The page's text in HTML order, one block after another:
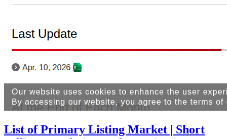
List of Primary Listing Market | Short